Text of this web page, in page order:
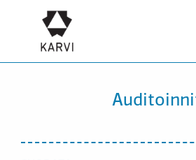
sisältöön